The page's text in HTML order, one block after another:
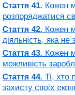
Стаття 41. Кожен
розпоряджатися
Стаття 42. Кожен
діяльність, яка
Стаття 43. Кожен
можливість
Стаття 44. Ті, хто
захисту своїх